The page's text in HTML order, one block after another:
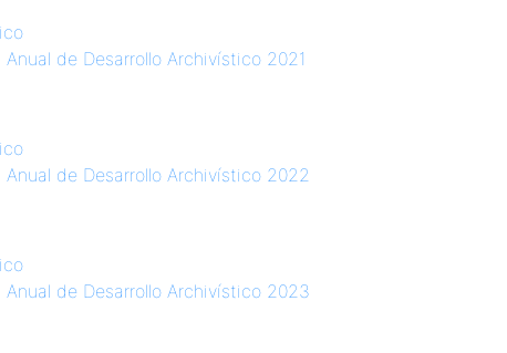
de Desarrollo Archivístico 2021
de Desarrollo Archivístico 2022
de Desarrollo Archivístico 2023